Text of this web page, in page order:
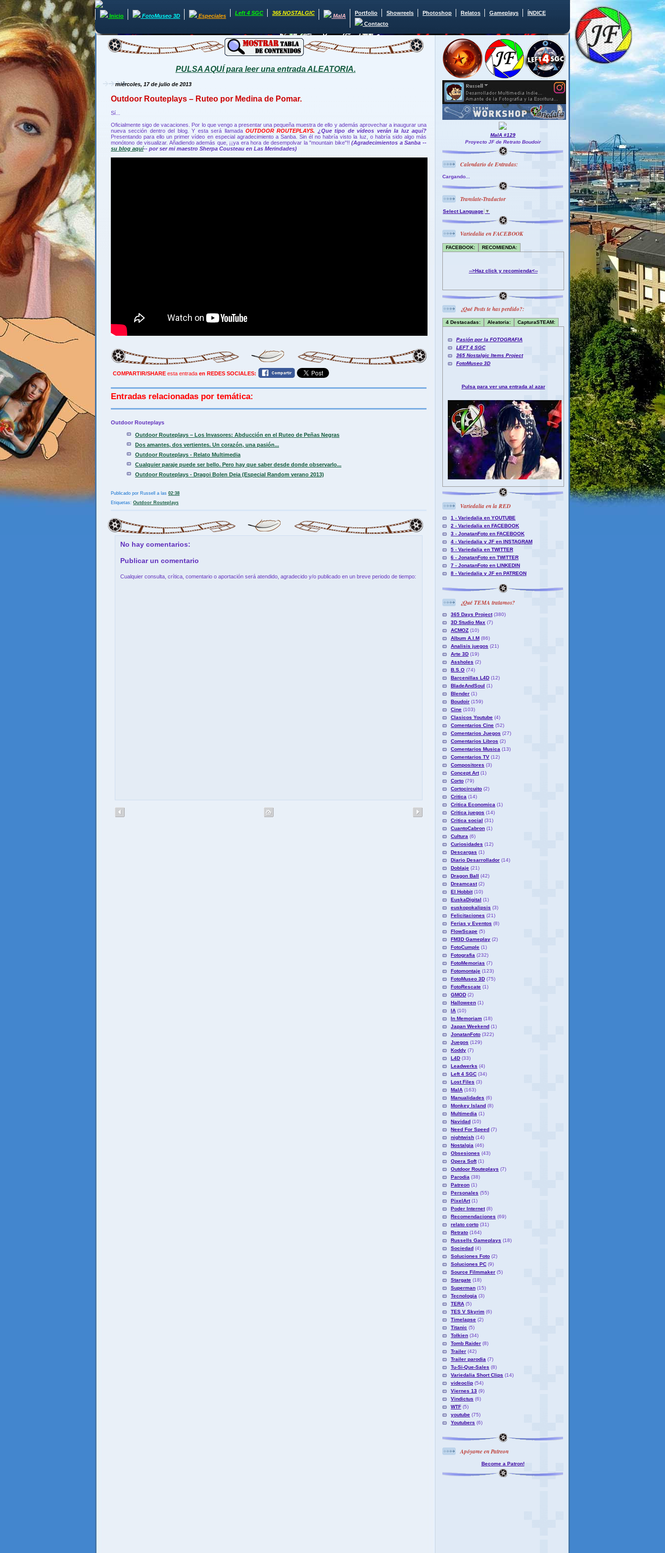
Inicio FotoMuseo 3D Especiales Left 4 SGC 365 NOSTALGIC MaIA Portfolio Showreels Photoshop Relatos Gameplays
ÍNDICE
Contacto
PULSA AQUÍ para leer una entrada ALEATORIA.
miércoles, 17 de julio de 2013
Outdoor Routeplays – Ruteo por Medina de Pomar.
Sí...
Oficialmente sigo de vacaciones. Por lo que vengo a presentar una pequeña muestra de ello y además aprovechar a inaugurar una
nueva sección dentro del blog. Y esta será llamada OUTDOOR ROUTEPLAYS. ¿Que tipo de vídeos verán la luz aquí?
Presentando para ello un primer vídeo en especial agradecimiento a Sanba. Sin él no habría visto la luz, o habría sido algo más
monótono de visualizar. Añadiendo además que, ¡¡ya era hora de desempolvar la "mountain bike"!! (Agradecimientos a Sanba --
su blog aquí-- por ser mi maestro Sherpa Cousteau en Las Merindades)
COMPARTIR/SHARE esta entrada en REDES SOCIALES:
Entradas relacionadas por temática:
Outdoor Routeplays
Outdoor Routeplays – Los Invasores: Abducción en el Ruteo de Peñas Negras
Dos amantes, dos vertientes. Un corazón, una pasión...
Outdoor Routeplays - Relato Multimedia
Cualquier paraje puede ser bello. Pero hay que saber desde donde observarlo...
Outdoor Routeplays - Dragoi Bolen Deia (Especial Random verano 2013)
Publicado por Russell a las 02:38
Etiquetas: Outdoor Routeplays
No hay comentarios:
Publicar un comentario
Cualquier consulta, crítica, comentario o aportación será atendido, agradecido y/o publicado en un breve periodo de tiempo:
MaIA #129
Proyecto JF de Retrato Boudoir
Calendario de Entradas:
Cargando...
Translate-Traductor
Select Language ▼
Variedalia en FACEBOOK
FACEBOOK: RECOMIENDA:
-->Haz click y recomienda<--
¿Qué Posts te has perdido?:
4 Destacadas: Aleatoria: CapturaSTEAM:
Pasión por la FOTOGRAFIA
LEFT 4 SGC
365 Nostalgic Items Project
FotoMuseo 3D
Pulsa para ver una entrada al azar
Variedalia en la RED
1 - Variedalia en YOUTUBE
2 - Variedalia en FACEBOOK
3 - JonatanFoto en FACEBOOK
4 - Variedalia y JF en INSTAGRAM
5 - Variedalia en TWITTER
6 - JonatanFoto en TWITTER
7 - JonatanFoto en LINKEDIN
8 - Variedalia y JF en PATREON
¿Qué TEMA tratamos?
365 Days Project (380)
3D Studio Max (7)
ACMOZ (10)
Album A.I.M (86)
Analisis juegos (21)
Arte 3D (19)
Assholes (2)
B.S.O (74)
Barcenillas L4D (12)
BladeAndSoul (1)
Blender (1)
Boudoir (159)
Cine (103)
Clasicos Youtube (4)
Comentarios Cine (52)
Comentarios Juegos (27)
Comentarios Libros (2)
Comentarios Musica (13)
Comentarios TV (12)
Compositores (3)
Concept Art (1)
Corto (79)
Cortocircuito (2)
Critica (14)
Critica Economica (1)
Critica juegos (14)
Critica social (31)
CuantoCabron (1)
Cultura (6)
Curiosidades (12)
Descargas (1)
Diario Desarrollador (14)
Doblaje (21)
Dragon Ball (42)
Dreamcast (2)
El Hobbit (10)
EuskaDigital (1)
euskopokalipsis (3)
Felicitaciones (21)
Ferias y Eventos (8)
FlowScape (5)
FM3D Gameplay (2)
FotoCumple (1)
Fotografia (232)
FotoMemorias (7)
Fotomontaje (123)
FotoMuseo 3D (75)
FotoRescate (1)
GMOD (2)
Halloween (1)
IA (10)
In Memoriam (18)
Japan Weekend (1)
JonatanFoto (322)
Juegos (129)
Koddy (7)
L4D (33)
Leadwerks (4)
Left 4 SGC (34)
Lost Files (3)
MaIA (163)
Manualidades (6)
Monkey Island (8)
Multimedia (1)
Navidad (10)
Need For Speed (7)
nightwish (14)
Nostalgia (46)
Obsesiones (43)
Opera Soft (1)
Outdoor Routeplays (7)
Parodia (38)
Patreon (1)
Personales (55)
PixelArt (1)
Poder Internet (8)
Recomendaciones (69)
relato corto (31)
Retrato (164)
Russells Gameplays (18)
Sociedad (4)
Soluciones Foto (2)
Soluciones PC (9)
Source Filmmaker (5)
Stargate (18)
Superman (15)
Tecnologia (3)
TERA (5)
TES V Skyrim (6)
Timelapse (2)
Titanic (5)
Tolkien (34)
Tomb Raider (8)
Trailer (42)
Trailer parodia (7)
Tu-Si-Que-Sales (8)
Variedalia Short Clips (14)
videoclip (54)
Viernes 13 (9)
Vindictus (6)
WTF (5)
youtube (75)
Youtubers (6)
Apóyame en Patreon
Become a Patron!